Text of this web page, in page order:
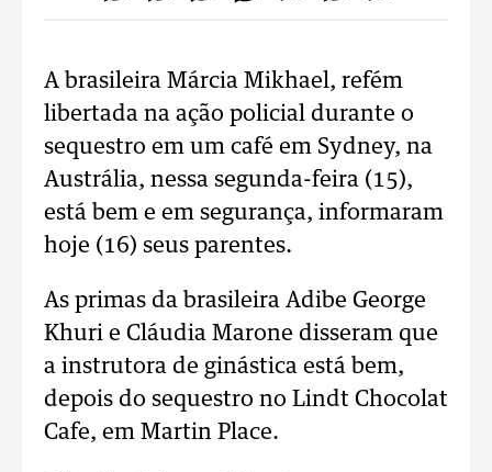
A brasileira Márcia Mikhael, refém
libertada na ação policial durante o
sequestro em um café em Sydney, na
Austrália, nessa segunda-feira (15),
está bem e em segurança, informaram
hoje (16) seus parentes.
As primas da brasileira Adibe George
Khuri e Cláudia Marone disseram que
a instrutora de ginástica está bem,
depois do sequestro no Lindt Chocolat
Cafe, em Martin Place.